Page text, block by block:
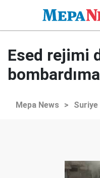
Esed rejimi
Mepa News > Suriye